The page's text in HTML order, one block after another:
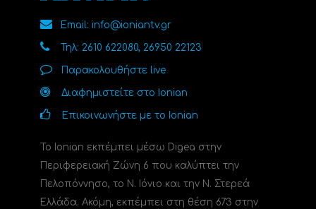
Email: info@ioniantv.gr
Τηλ: 2610 622080, 26950 22123
Παρακολουθήστε live
Διαφημιστείτε στο Ionian
Επικοινωνήστε με το Ionian
Το Ionian εκπέμπει μέσω Digea στην
Περιφερειακή Ζώνη 6 που καλύπτει την
Πελοπόννησο, το N. Ιόνιο και την Ν. Στερεά
Ελλάδα. Ακόμη, εκπέμπει στη θέση 673 στην